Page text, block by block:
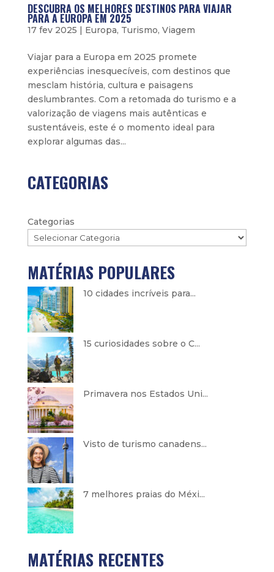
DESCUBRA OS MELHORES DESTINOS PARA VIAJAR
PARA A EUROPA EM 2025
17 fev 2025 | Europa, Turismo, Viagem
Viajar para a Europa em 2025 promete
experiências inesquecíveis, com destinos que
mesclam história, cultura e paisagens
deslumbrantes. Com a retomada do turismo e a
valorização de viagens mais autênticas e
sustentáveis, este é o momento ideal para
explorar algumas das...
CATEGORIAS
Categorias
MATÉRIAS POPULARES
10 cidades incríveis para...
15 curiosidades sobre o C...
Primavera nos Estados Uni...
Visto de turismo canadens...
7 melhores praias do Méxi...
MATÉRIAS RECENTES